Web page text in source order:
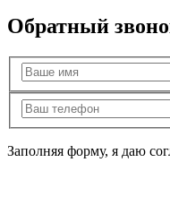
Обратный
Заполняя форму, я даю